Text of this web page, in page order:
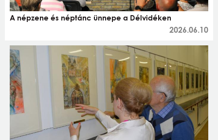
A népzene és néptánc ünnepe a Délvidéken
2026.06.10